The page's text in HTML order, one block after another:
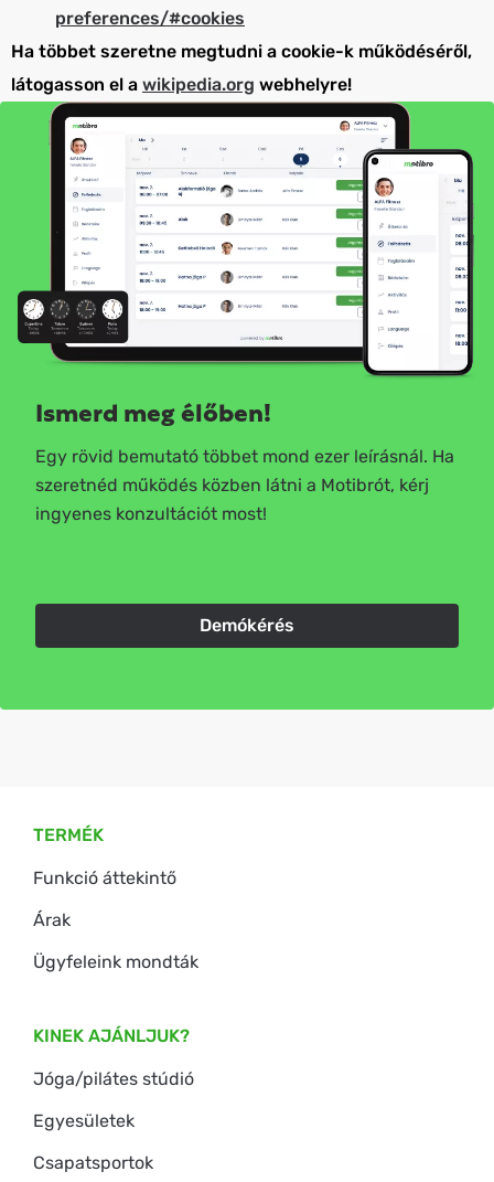
preferences/#cookies
Ha többet szeretne megtudni a cookie-k működéséről,
látogasson el a wikipedia.org webhelyre!
Ismerd meg élőben!
Egy rövid bemutató többet mond ezer leírásnál. Ha
szeretnéd működés közben látni a Motibrót, kérj
ingyenes konzultációt most!
Demókérés
TERMÉK
Funkció áttekintő
Árak
Ügyfeleink mondták
KINEK AJÁNLJUK?
Jóga/pilátes stúdió
Egyesületek
Csapatsportok